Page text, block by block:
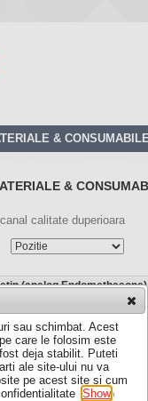
&
&
calitate duperioara
(analog Endomethasone)
sau schimbat. Acest
care le folosim este
deja stabilit. Puteti
ale site-ului nu va
pe acest site si cum
( Show)